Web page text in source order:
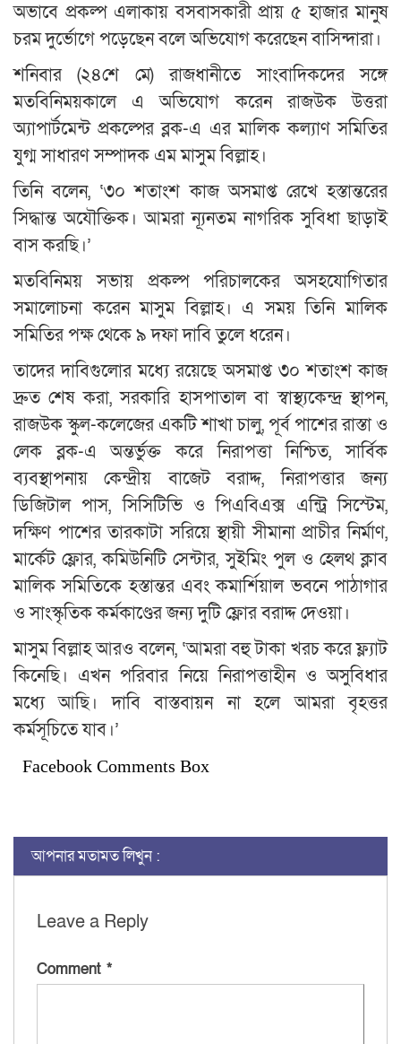
অভাবে প্রকল্প এলাকায় বসবাসকারী প্রায় ৫ হাজার মানুষ
চরম দুর্ভোগে পড়েছেন বলে অভিযোগ করেছেন বাসিন্দারা।
শনিবার (২৪শে মে) রাজধানীতে সাংবাদিকদের সঙ্গে
মতবিনিময়কালে এ অভিযোগ করেন রাজউক উত্তরা
অ্যাপার্টমেন্ট প্রকল্পের ব্লক-এ এর মালিক কল্যাণ সমিতির
যুগ্ম সাধারণ সম্পাদক এম মাসুম বিল্লাহ।
তিনি বলেন, ‘৩০ শতাংশ কাজ অসমাপ্ত রেখে হস্তান্তরের
সিদ্ধান্ত অযৌক্তিক। আমরা ন্যূনতম নাগরিক সুবিধা ছাড়াই
বাস করছি।’
মতবিনিময় সভায় প্রকল্প পরিচালকের অসহযোগিতার
সমালোচনা করেন মাসুম বিল্লাহ। এ সময় তিনি মালিক
সমিতির পক্ষ থেকে ৯ দফা দাবি তুলে ধরেন।
তাদের দাবিগুলোর মধ্যে রয়েছে অসমাপ্ত ৩০ শতাংশ কাজ
দ্রুত শেষ করা, সরকারি হাসপাতাল বা স্বাস্থ্যকেন্দ্র স্থাপন,
রাজউক স্কুল-কলেজের একটি শাখা চালু, পূর্ব পাশের রাস্তা ও
লেক ব্লক-এ অন্তর্ভুক্ত করে নিরাপত্তা নিশ্চিত, সার্বিক
ব্যবস্থাপনায় কেন্দ্রীয় বাজেট বরাদ্দ, নিরাপত্তার জন্য
ডিজিটাল পাস, সিসিটিভি ও পিএবিএক্স এন্ট্রি সিস্টেম,
দক্ষিণ পাশের তারকাটা সরিয়ে স্থায়ী সীমানা প্রাচীর নির্মাণ,
মার্কেট ফ্লোর, কমিউনিটি সেন্টার, সুইমিং পুল ও হেলথ ক্লাব
মালিক সমিতিকে হস্তান্তর এবং কমার্শিয়াল ভবনে পাঠাগার
ও সাংস্কৃতিক কর্মকাণ্ডের জন্য দুটি ফ্লোর বরাদ্দ দেওয়া।
মাসুম বিল্লাহ আরও বলেন, ‘আমরা বহু টাকা খরচ করে ফ্ল্যাট
কিনেছি। এখন পরিবার নিয়ে নিরাপত্তাহীন ও অসুবিধার
মধ্যে আছি। দাবি বাস্তবায়ন না হলে আমরা বৃহত্তর
কর্মসূচিতে যাব।’
Facebook Comments Box
আপনার মতামত লিখুন :
Leave a Reply
Comment *